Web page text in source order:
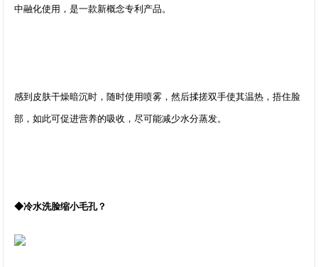
中融化使用，是一款新概念专利产品。
感到皮肤干燥暗沉时，随时使用喷雾，然后揉搓双手使其温热，捂住脸
部，如此可促进营养的吸收，尽可能减少水分蒸发。
◆冷水洗脸缩小毛孔？